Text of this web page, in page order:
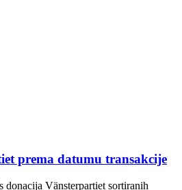
prema datumu transakcije
donacija Vänsterpartiet sortiranih